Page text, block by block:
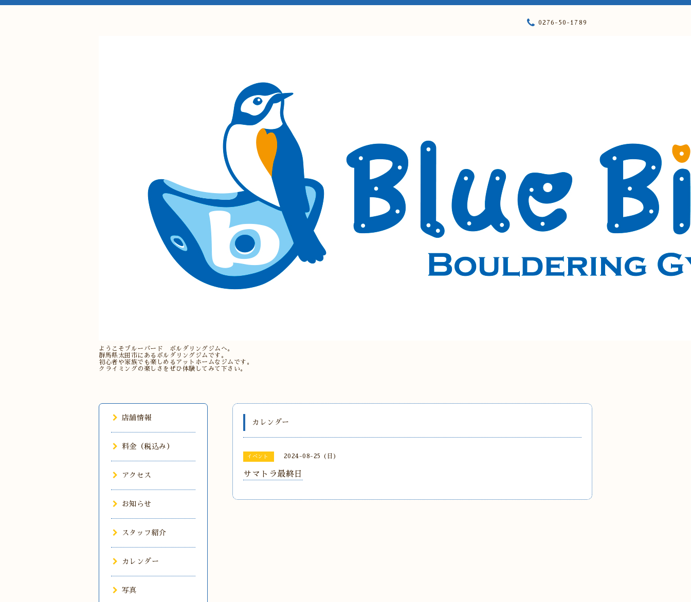
ようこそブルーバード ボルダリングジムへ。
群馬県太田市にあるボルダリングジムです。
初心者や家族でも楽しめるアットホームなジムです。
クライミングの楽しさをぜひ体験してみて下さい。
0276-50-1789
カレンダー
イベント 2024-08-25 (日)
サマトラ最終日
店舗情報
料金（税込み）
アクセス
お知らせ
スタッフ紹介
カレンダー
写真